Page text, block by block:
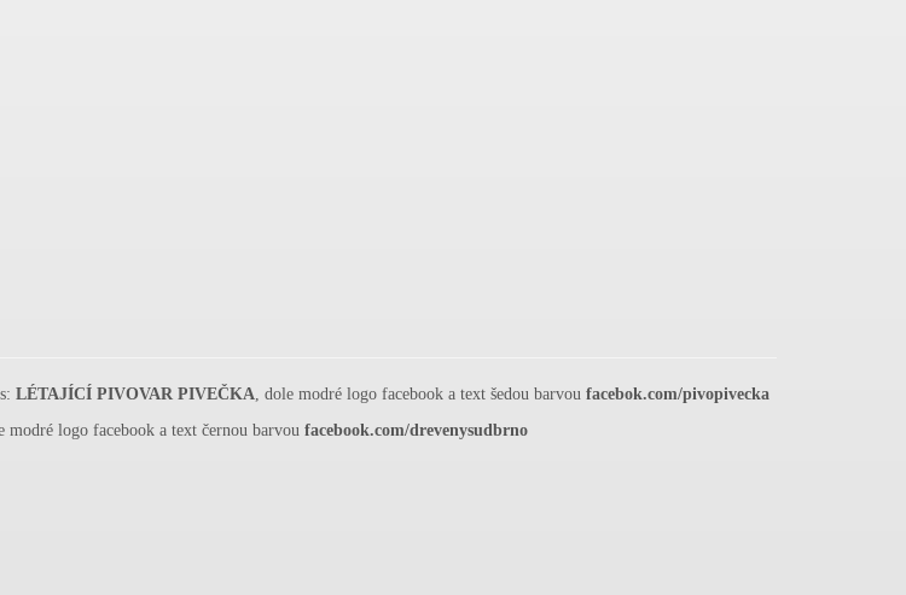
LÉTAJÍCÍ PIVOVAR PIVEČKA, dole modré logo facebook a text šedou barvou facebok.com/pivopivecka
modré logo facebook a text černou barvou facebook.com/drevenysudbrno